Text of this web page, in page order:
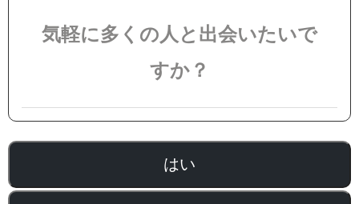
気軽に多くの人と出会いたいで
すか？
はい